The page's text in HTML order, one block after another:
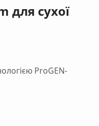
для сухої
ProGEN-